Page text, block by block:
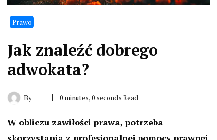
Prawo
Jak znaleźć dobrego
adwokata?
By 0 minutes, 0 seconds Read
W obliczu zawiłości prawa, potrzeba
skorzystania z profesjonalnej pomocy prawnej